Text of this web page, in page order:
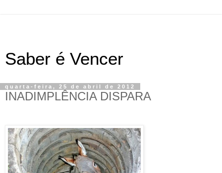
Saber é Vencer
quarta-feira, 25 de abril de 2012
INADIMPLÊNCIA DISPARA